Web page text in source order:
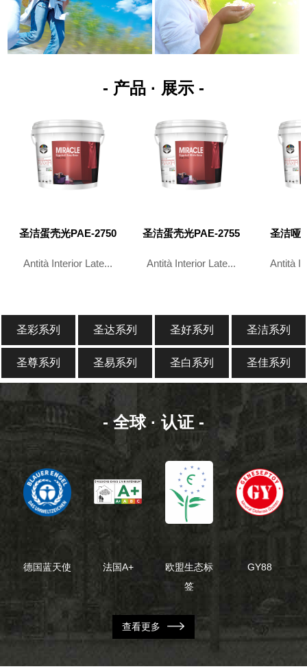
- 产品 · 展示 -
圣洁蛋壳光PAE-2750
Antità Interior Late...
圣洁蛋壳光PAE-2755
Antità Interior Late...
圣洁哑
Antità
圣彩系列 圣达系列 圣好系列 圣洁系列
圣尊系列 圣易系列 圣白系列 圣佳系列
- 全球 · 认证 -
德国蓝天使 法国A+
欧盟生态标
签
GY88
查看更多